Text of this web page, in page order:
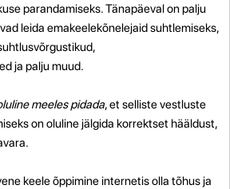
parandamiseks. Tänapäeval on palju
leida emakeelekõnelejaid suhtlemiseks,
ja palju muud.
meeles pidada, et selliste vestluste
on oluline jälgida korrektset hääldust,
keele õppimine internetis olla tõhus ja